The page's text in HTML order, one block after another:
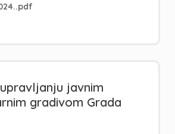
javnim
gradivom Grada